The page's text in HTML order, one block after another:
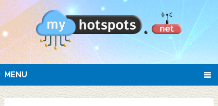
MENU